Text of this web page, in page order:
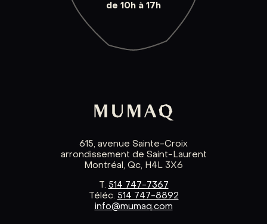
de 10h à 17h
615, avenue Sainte-Croix
arrondissement de Saint-Laurent
Montréal, Qc, H4L 3X6
T. 514 747-7367
Téléc. 514 747-8892
info@mumaq.com